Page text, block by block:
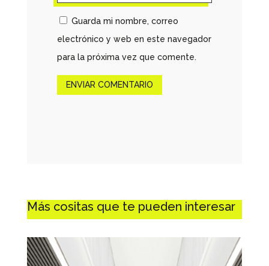
Guarda mi nombre, correo
electrónico y web en este navegador
para la próxima vez que comente.
ENVIAR COMENTARIO
Más cositas que te pueden interesar